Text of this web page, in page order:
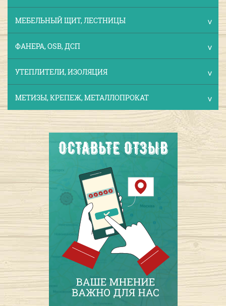
МЕБЕЛЬНЫЙ ЩИТ, ЛЕСТНИЦЫ
ФАНЕРА, OSB, ДСП
УТЕПЛИТЕЛИ, ИЗОЛЯЦИЯ
МЕТИЗЫ, КРЕПЕЖ, МЕТАЛЛОПРОКАТ